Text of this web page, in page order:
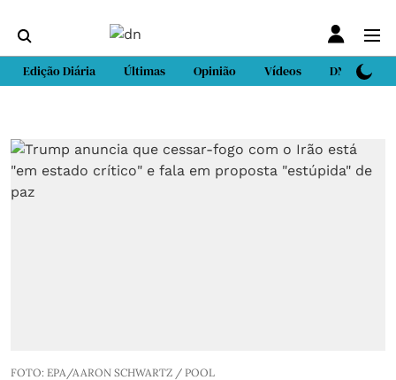
Edição Diária Últimas Opinião Vídeos DN Sport
FOTO: EPA/AARON SCHWARTZ / POOL